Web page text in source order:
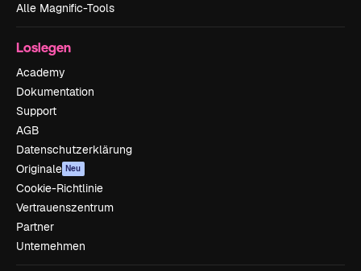
Alle Magnific-Tools
Loslegen
Academy
Dokumentation
Support
AGB
Datenschutzerklärung
Originale Neu
Cookie-Richtlinie
Vertrauenszentrum
Partner
Unternehmen